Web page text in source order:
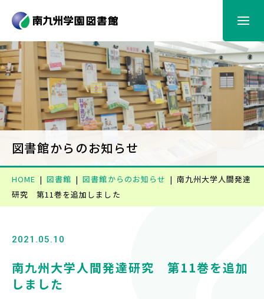
図書館からのお知らせ
利用案内
蔵書検索
情報検索
紀要（大学・短大）
図書館からのお知らせ
HOME 図書館 図書館からのお知らせ
南九州大学人間発達
研究 第11巻を追加しました
2021.05.10
南九州大学人間発達研究 第11巻を追加
しました